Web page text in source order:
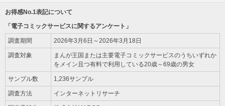
お得感No.1表記について
「電子コミックサービスに関するアンケート」
調査期間 2026年3月6日～2026年3月18日
調査対象
まんが王国または主要電子コミックサービスのうちいずれか
をメイン且つ有料で利用している20歳～69歳の男女
サンプル数 1,236サンプル
調査方法 インターネットリサーチ